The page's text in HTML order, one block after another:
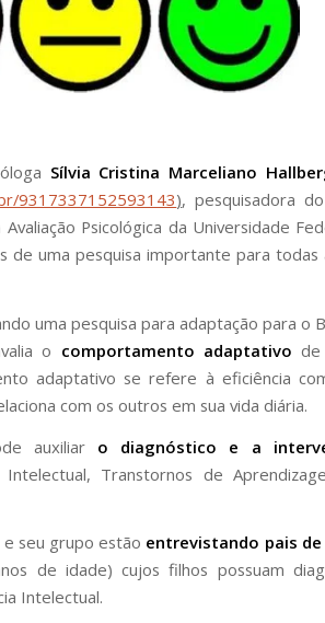
Sílvia Cristina Marceliano
9317337152593143), pesquisadora
Psicológica da Universidade
de uma pesquisa importante para todas
uma pesquisa para adaptação para o
o comportamento adaptativo de
adaptativo se refere à eficiência
com os outros em sua vida diária.
auxiliar o diagnóstico e a
Intelectual, Transtornos de
seu grupo estão entrevistando pais de
de idade) cujos filhos possuam
Intelectual.